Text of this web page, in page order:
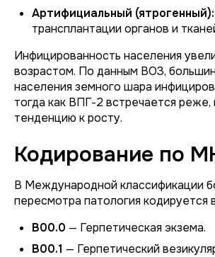
Артифициальный (ятрогенный):
трансплантации органов и
Инфицированность населения
возрастом. По данным ВОЗ,
населения земного шара
тогда как ВПГ-2 встречается
тенденцию к росту.
Кодирование по
В Международной классификации
пересмотра патология кодируется
B00.0 — Герпетическая экзема.
B00.1 — Герпетический